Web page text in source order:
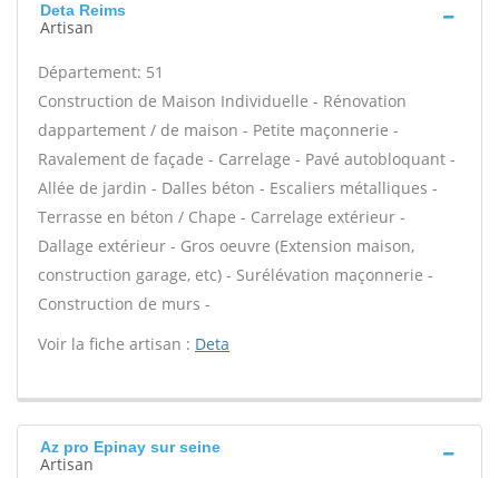
Deta Reims
Artisan
Département: 51
Construction de Maison Individuelle - Rénovation
dappartement / de maison - Petite maçonnerie -
Ravalement de façade - Carrelage - Pavé autobloquant -
Allée de jardin - Dalles béton - Escaliers métalliques -
Terrasse en béton / Chape - Carrelage extérieur -
Dallage extérieur - Gros oeuvre (Extension maison,
construction garage, etc) - Surélévation maçonnerie -
Construction de murs -
Voir la fiche artisan : Deta
Az pro Epinay sur seine
Artisan